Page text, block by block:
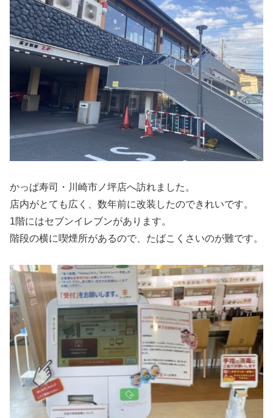
かっぱ寿司・川崎市ノ坪店へ訪れました。
店内がとても広く、数年前に改装したのできれいです。
1階にはセブンイレブンがあります。
階段の横に喫煙所があるので、たばこくさいのが難です。